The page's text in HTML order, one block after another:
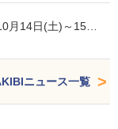
月14日(土)～15…
ニュース一覧